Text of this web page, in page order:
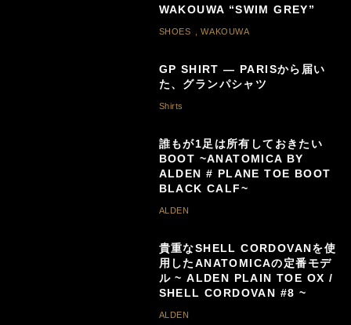
WAKOUWA “SWIM GREY”
SHOES ,WAKOUWA
GP SHIRT — PARISから届い
た、グランパシャツ
Shirts
誰もが1足は所有しておきたい
BOOT ~ANATOMICA BY
ALDEN # PLANE TOE BOOT
BLACK CALF~
ALDEN
貴重なSHELL CORDOVANを使
用したANATOMICAの定番モデ
ル ~ ALDEN PLAIN TOE OX /
SHELL CORDOVAN #8 ~
ALDEN